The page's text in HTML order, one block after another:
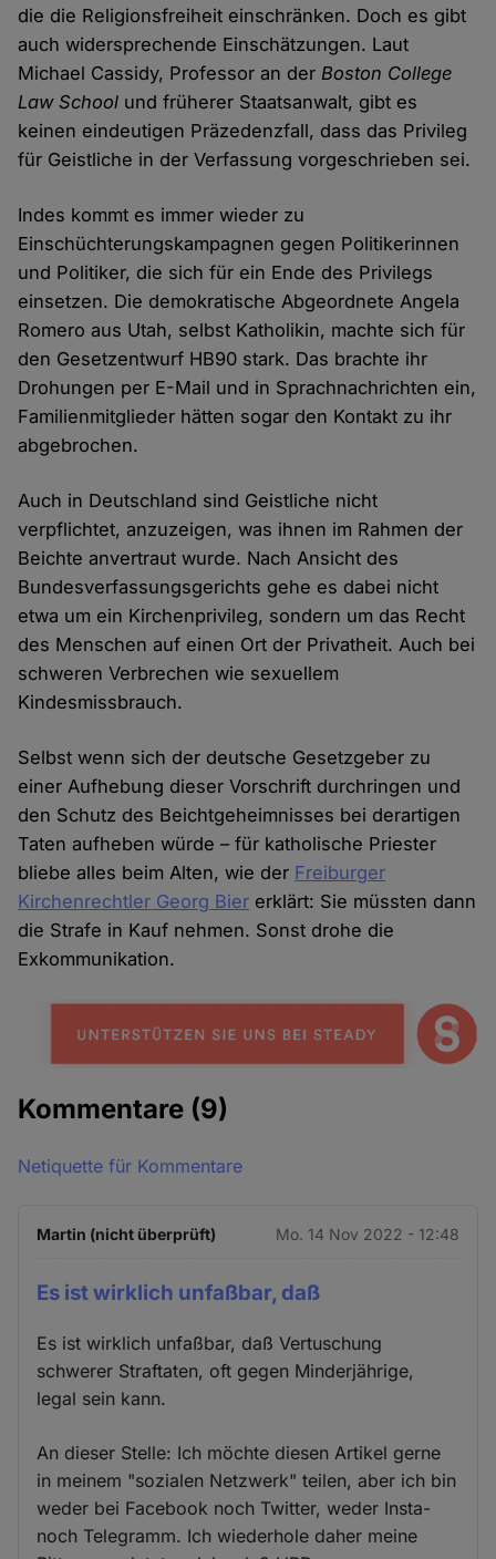
die die Religionsfreiheit einschränken. Doch es gibt
auch widersprechende Einschätzungen. Laut
Michael Cassidy, Professor an derBoston College
Law School und früherer Staatsanwalt, gibt es
keinen eindeutigen Präzedenzfall, dass das Privileg
für Geistliche in der Verfassung vorgeschrieben sei.
Indes kommt es immer wieder zu
Einschüchterungskampagnen gegen Politikerinnen
und Politiker, die sich für ein Ende des Privilegs
einsetzen. Die demokratische Abgeordnete Angela
Romero aus Utah, selbst Katholikin, machte sich für
den Gesetzentwurf HB90 stark. Das brachte ihr
Drohungen per E-Mail und in Sprachnachrichten ein,
Familienmitglieder hätten sogar den Kontakt zu ihr
abgebrochen.
Auch in Deutschland sind Geistliche nicht
verpflichtet, anzuzeigen, was ihnen im Rahmen der
Beichte anvertraut wurde. Nach Ansicht des
Bundesverfassungsgerichts gehe es dabei nicht
etwa um ein Kirchenprivileg, sondern um das Recht
des Menschen auf einen Ort der Privatheit. Auch bei
schweren Verbrechen wie sexuellem
Kindesmissbrauch.
Selbst wenn sich der deutsche Gesetzgeber zu
einer Aufhebung dieser Vorschrift durchringen und
den Schutz des Beichtgeheimnisses bei derartigen
Taten aufheben würde – für katholische Priester
bliebe alles beim Alten, wie der Freiburger
Kirchenrechtler Georg Bier erklärt: Sie müssten dann
die Strafe in Kauf nehmen. Sonst drohe die
Exkommunikation.
Kommentare (9)
Netiquette für Kommentare
Martin (nicht überprüft) Mo. 14 Nov 2022 - 12:48
Es ist wirklich unfaßbar, daß
Es ist wirklich unfaßbar, daß Vertuschung
schwerer Straftaten, oft gegen Minderjährige,
legal sein kann.
An dieser Stelle: Ich möchte diesen Artikel gerne
in meinem "sozialen Netzwerk" teilen, aber ich bin
weder bei Facebook noch Twitter, weder Insta-
noch Telegramm. Ich wiederhole daher meine